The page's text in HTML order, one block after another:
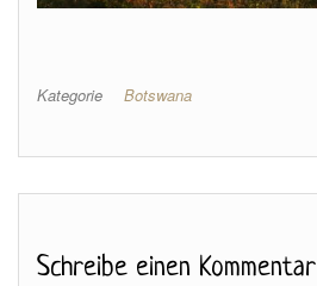
Kategorie Botswana
Schreibe einen Kommentar